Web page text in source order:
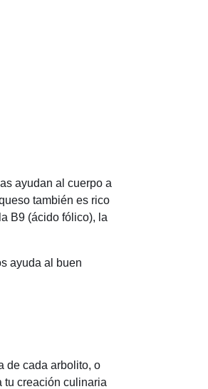
ayudan al cuerpo a
también es rico
B9 (ácido fólico), la
ayuda al buen
de cada arbolito, o
tu creación culinaria